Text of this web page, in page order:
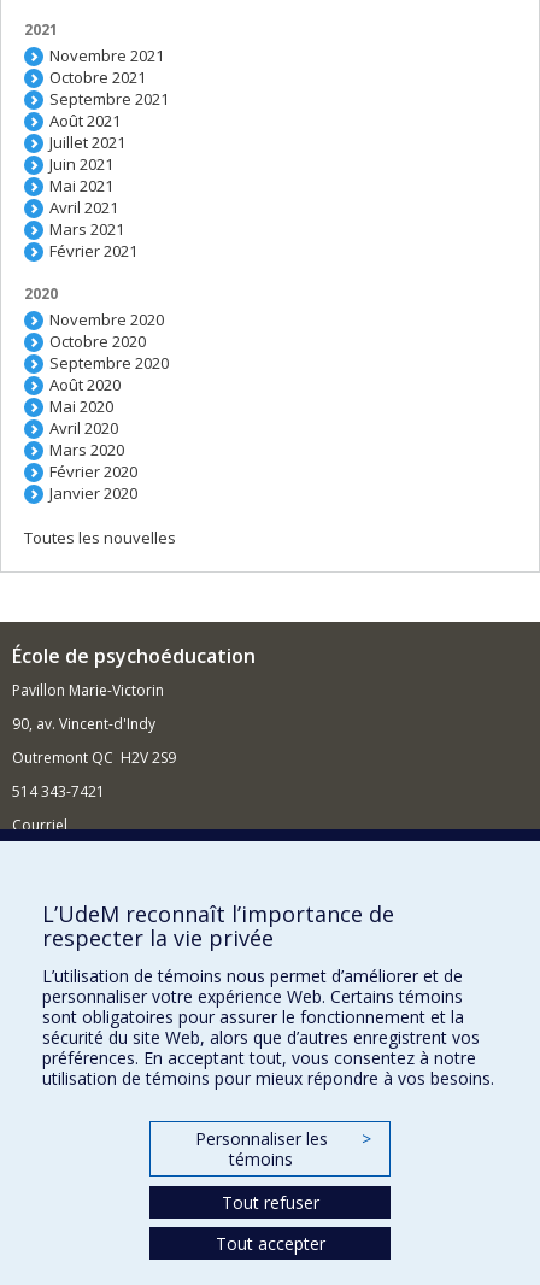
2021
Novembre 2021
Octobre 2021
Septembre 2021
Août 2021
Juillet 2021
Juin 2021
Mai 2021
Avril 2021
Mars 2021
Février 2021
2020
Novembre 2020
Octobre 2020
Septembre 2020
Août 2020
Mai 2020
Avril 2020
Mars 2020
Février 2020
Janvier 2020
Toutes les nouvelles
École de psychoéducation
Pavillon Marie-Victorin
90, av. Vincent-d'Indy
Outremont QC H2V 2S9
514 343-7421
Courriel
Comment soutenir l'École?
BESOIN D'AIDE?
Plan du site
Signaler une erreur
Accessibilité
FACULTÉ DES ARTS ET DES SCIENCES
Nos départements et écoles
L’UdeM reconnaît l’importance de
respecter la vie privée
L’utilisation de témoins nous permet d’améliorer et de
personnaliser votre expérience Web. Certains témoins
sont obligatoires pour assurer le fonctionnement et la
sécurité du site Web, alors que d’autres enregistrent vos
préférences. En acceptant tout, vous consentez à notre
utilisation de témoins pour mieux répondre à vos besoins.
Personnaliser les
témoins
>
Tout refuser
Tout accepter